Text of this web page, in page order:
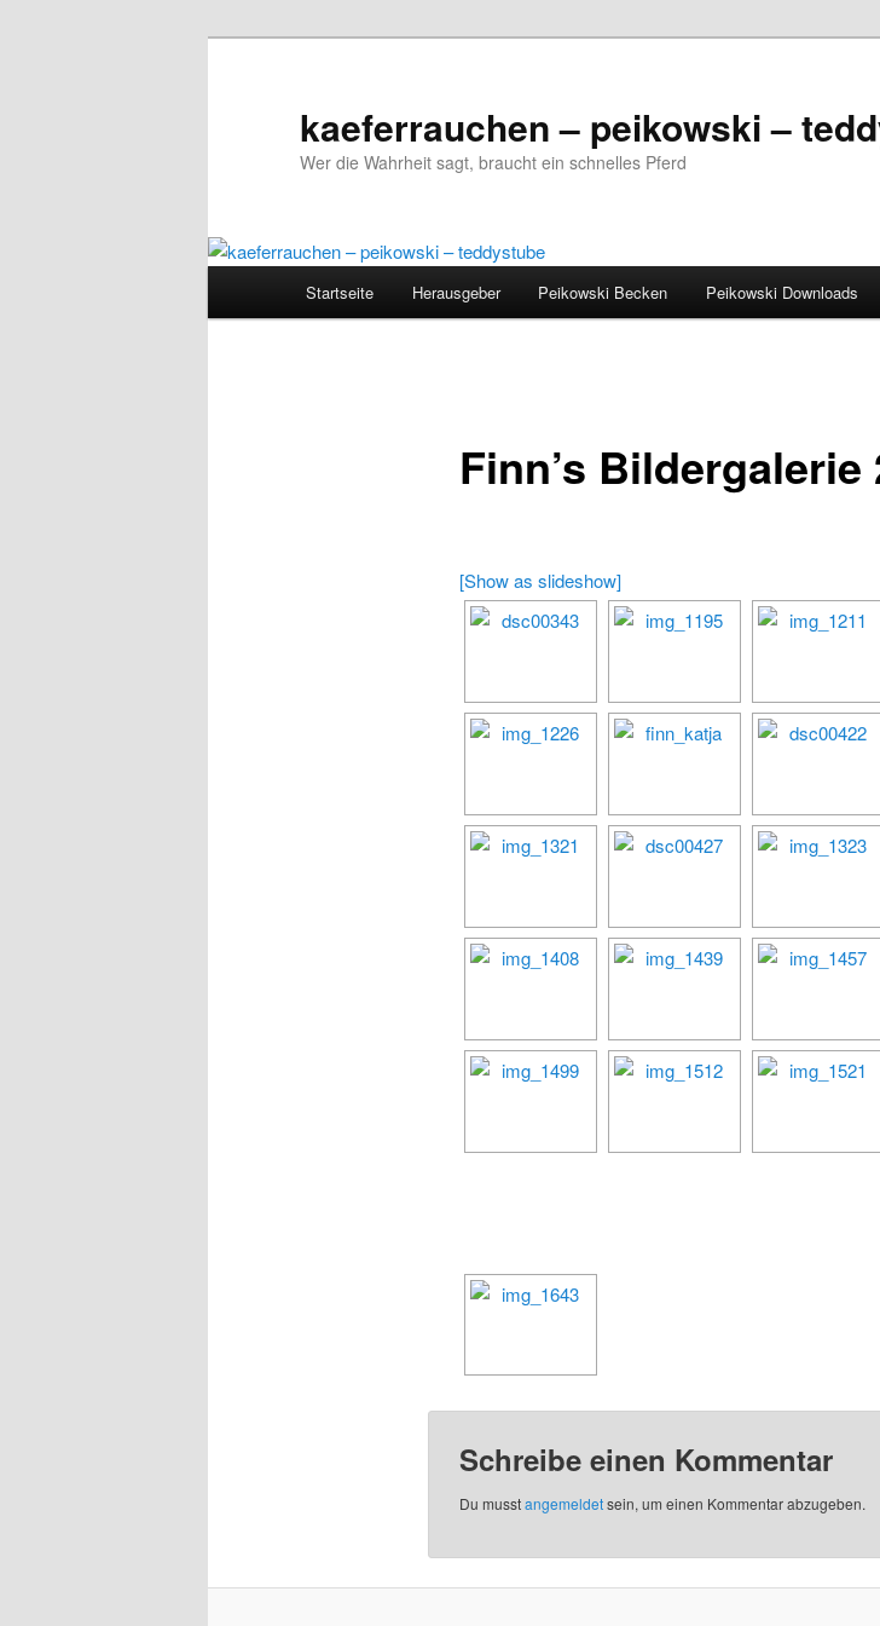
kaeferrauchen – peikowski –
Wer die Wahrheit sagt, braucht ein schnelles Pferd
Zum
Startseite Herausgeber Peikowski Becken Peikowski Downloads
Finn’s Bildergalerie
[Show as slideshow]
Schreibe einen Kommentar
Du musstangemeldetsein, um einen Kommentar abzugeben.